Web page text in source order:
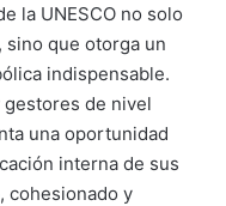
la UNESCO no solo
que otorga un
indispensable.
de nivel
una oportunidad
interna de sus
cohesionado y